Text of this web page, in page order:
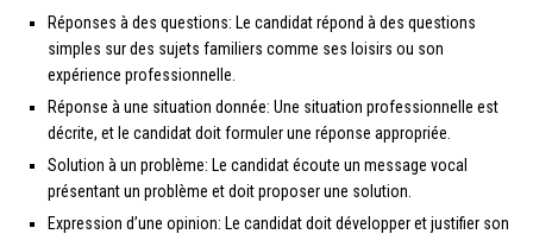
Réponses à des questions: Le candidat répond à des questions
simples sur des sujets familiers comme ses loisirs ou son
expérience professionnelle.
Réponse à une situation donnée: Une situation professionnelle est
décrite, et le candidat doit formuler une réponse appropriée.
Solution à un problème: Le candidat écoute un message vocal
présentant un problème et doit proposer une solution.
Expression d’une opinion: Le candidat doit développer et justifier son